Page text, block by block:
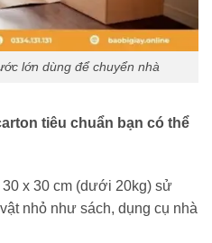
lớn dùng để chuyển nhà
tiêu chuẩn bạn có thể
x 30 cm (dưới 20kg) sử
nhỏ như sách, dụng cụ nhà